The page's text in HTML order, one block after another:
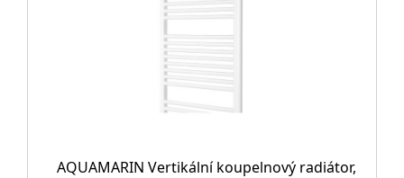
AQUAMARIN Vertikální koupelnový radiátor,